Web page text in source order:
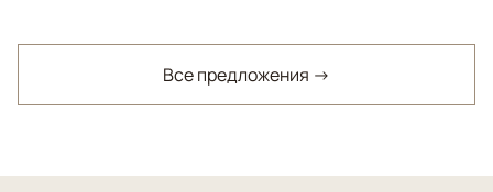
Все предложения →